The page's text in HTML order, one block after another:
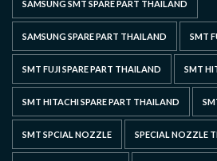
SAMSUNG SMT SPARE PART THAILAND
SAMSUNG SPARE PART THAILAND SMT
SMT FUJI SPARE PART THAILAND SMT
SMT HITACHI SPARE PART THAILAND
SMT SPCIAL NOZZLE SPECIAL NOZZLE